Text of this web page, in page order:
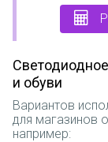
и обуви
Вариантов
для магазинов
например: